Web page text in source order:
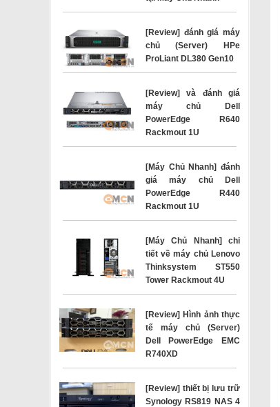
[Review] đánh giá máy
chủ (Server) HPe
ProLiant DL380 Gen10
[Review] và đánh giá
máy chủ Dell
PowerEdge R640
Rackmout 1U
[Máy Chủ Nhanh] đánh
giá máy chủ Dell
PowerEdge R440
Rackmout 1U
[Máy Chủ Nhanh] chi
tiết về máy chủ Lenovo
Thinksystem ST550
Tower Rackmout 4U
[Review] Hình ảnh thực
tế máy chủ (Server)
Dell PowerEdge EMC
R740XD
[Review] thiết bị lưu trữ
Synology RS819 NAS 4